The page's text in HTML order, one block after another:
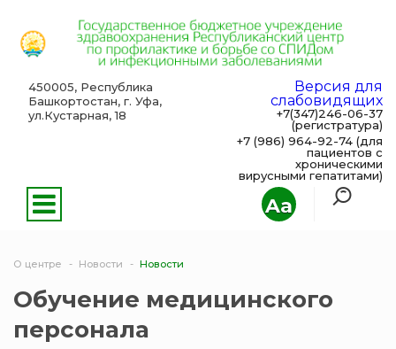
Aa
450005, Республика
Башкортостан, г. Уфа,
ул.Кустарная, 18
Версия для
слабовидящих
+7(347)246-06-37
(регистратура)
+7 (986) 964-92-74 (для
пациентов с
хроническими
вирусными гепатитами)
О центре Новости Новости
Обучение медицинского
персонала